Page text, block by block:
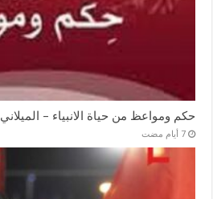
حكم ومواعظ من حياة الانبياء – الميلاني
‏7 أيام مضت